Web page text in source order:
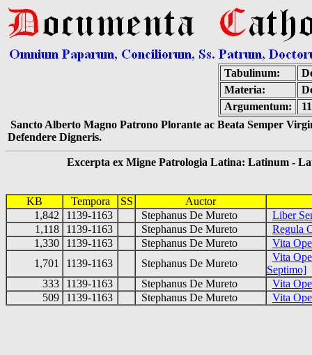
Tabulinum:
Materia:
Argumentum:
Sancto Alberto Magno Patrono Plorante ac Beata Semper
Defendere Digneris.
Excerpta ex Migne Patrologia Latina: Latinum -
KB Tempora SS
Auctor
1,842
1139-1163 Stephanus De Mureto
Liber
1,118
1139-1163 Stephanus De Mureto
Regula
1,330
1139-1163 Stephanus De Mureto
Vita
1,701
1139-1163 Stephanus De Mureto
Vita
Septimo]
333
1139-1163 Stephanus De Mureto
Vita
509
1139-1163 Stephanus De Mureto Vita